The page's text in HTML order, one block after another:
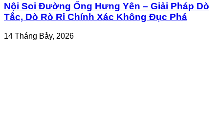
Nội Soi Đường Ống Hưng Yên – Giải Pháp Dò
Tắc, Dò Rò Rỉ Chính Xác Không Đục Phá
14 Tháng Bảy, 2026